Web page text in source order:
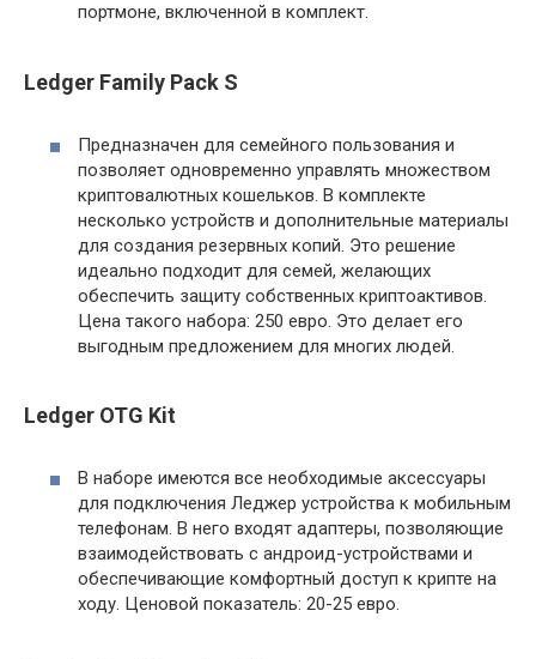
портмоне, включенной в комплект.
Ledger Family Pack S
Предназначен для семейного пользования и
позволяет одновременно управлять множеством
криптовалютных кошельков. В комплекте
несколько устройств и дополнительные материалы
для создания резервных копий. Это решение
идеально подходит для семей, желающих
обеспечить защиту собственных криптоактивов.
Цена такого набора: 250 евро. Это делает его
выгодным предложением для многих людей.
Ledger OTG Kit
В наборе имеются все необходимые аксессуары
для подключения Леджер устройства к мобильным
телефонам. В него входят адаптеры, позволяющие
взаимодействовать с андроид-устройствами и
обеспечивающие комфортный доступ к крипте на
ходу. Ценовой показатель: 20-25 евро.